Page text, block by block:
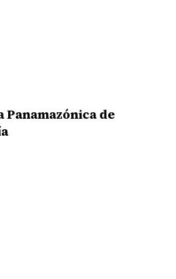
Panamazónica de